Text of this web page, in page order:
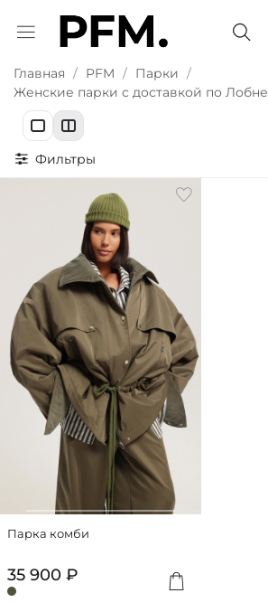
Главная PFM
Парки
Женские парки с доставкой по Лобне
Фильтры
Парка комби
35 900 ₽